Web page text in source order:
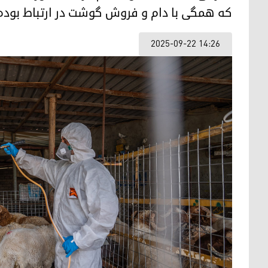
که همگی با دام و فروش گوشت در ارتباط
2025-09-22 14:26